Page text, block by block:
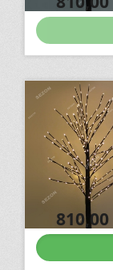
810,00